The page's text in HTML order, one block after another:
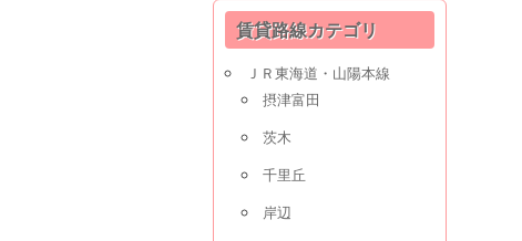
賃貸路線カテゴリ
ＪＲ東海道・山陽本線
摂津富田
茨木
千里丘
岸辺